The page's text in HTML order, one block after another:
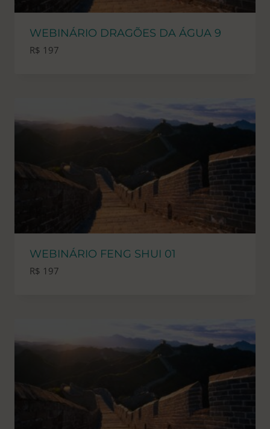
WEBINÁRIO DRAGÕES DA ÁGUA 9
R$ 197
WEBINÁRIO FENG SHUI 01
R$ 197